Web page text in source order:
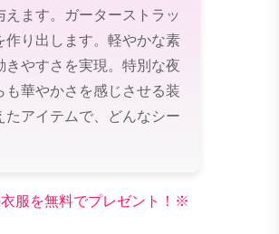
ます。ガーターストラッ
作り出します。軽やかな素
やすさを実現。特別な夜
華やかさを感じさせる装
アイテムで、どんなシー
服を無料でプレゼント！※